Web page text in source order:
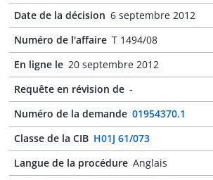
Date de la décision 6 septembre 2012
Numéro de l'affaire T 1494/08
En ligne le 20 septembre 2012
Requête en révision de -
Numéro de la demande 01954370.1
Classe de la CIB H01J 61/073
Langue de la procédure Anglais